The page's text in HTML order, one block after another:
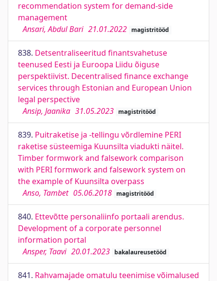
recommendation system for demand-side
management
Ansari, Abdul Bari 21.01.2022 magistritööd
838. Detsentraliseeritud finantsvahetuse
teenused Eesti ja Euroopa Liidu õiguse
perspektiivist. Decentralised finance exchange
services through Estonian and European Union
legal perspective
Ansip, Jaanika 31.05.2023 magistritööd
839. Puitraketise ja -tellingu võrdlemine PERI
raketise süsteemiga Kuunsilta viadukti näitel.
Timber formwork and falsework comparison
with PERI formwork and falsework system on
the example of Kuunsilta overpass
Anso, Tambet 05.06.2018 magistritööd
840. Ettevõtte personaliinfo portaali arendus.
Development of a corporate personnel
information portal
Ansper, Taavi 20.01.2023 bakalaureusetööd
841. Rahvamajade omatulu teenimise võimalused